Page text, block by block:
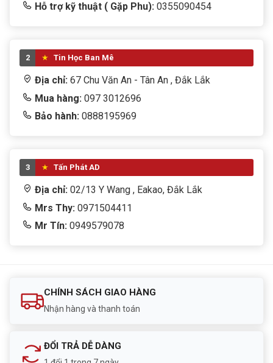
TRANG PHỤC
WEB CAM
Win + Office
Hỗ trợ kỹ thuật ( Gặp Phu): 0355090454
2 Tin Học Ban Mê
Địa chỉ: 67 Chu Văn An - Tân An , Đắk Lắk
Mua hàng: 097 3012696
Bảo hành: 0888195969
3 Tấn Phát AD
Địa chỉ: 02/13 Y Wang , Eakao, Đắk Lắk
Mrs Thy: 0971504411
Mr Tín: 0949579078
CHÍNH SÁCH GIAO HÀNG
Nhận hàng và thanh toán
ĐỔI TRẢ DỄ DÀNG